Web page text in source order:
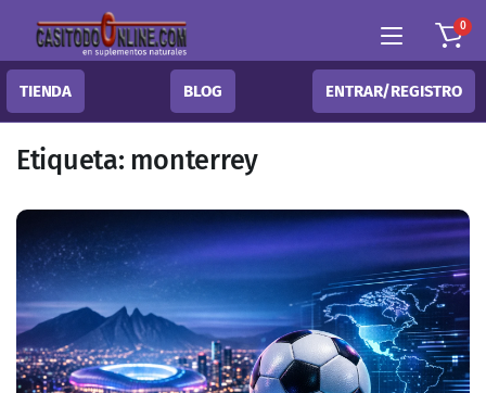
0
TIENDA BLOG ENTRAR/REGISTRO
Etiqueta: monterrey